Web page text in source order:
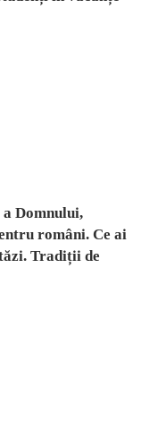
Domnului,
români. Ce ai
Tradiții de